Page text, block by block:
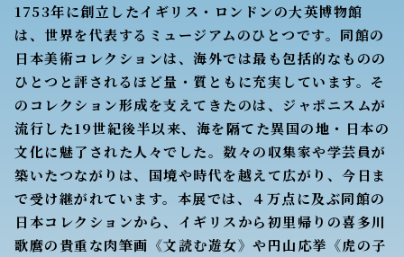
1753年に創立したイギリス・ロンドンの大英博物館
は、世界を代表するミュージアムのひとつです。同館の
日本美術コレクションは、海外では最も包括的なものの
ひとつと評されるほど量・質ともに充実しています。そ
のコレクション形成を支えてきたのは、ジャポニスムが
流行した19世紀後半以来、海を隔てた異国の地・日本の
文化に魅了された人々でした。数々の収集家や学芸員が
築いたつながりは、国境や時代を越えて広がり、今日ま
で受け継がれています。本展では、４万点に及ぶ同館の
日本コレクションから、イギリスから初里帰りの喜多川
歌麿の貴重な肉筆画《文読む遊女》や円山応挙《虎の子